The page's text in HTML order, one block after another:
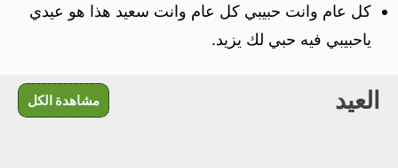
كل عام وانت حبيبي كل عام وانت سعيد هذا هو عيدي
ياحبيبي فيه حبي لك يزيد.
العيد مشاهدة الكل